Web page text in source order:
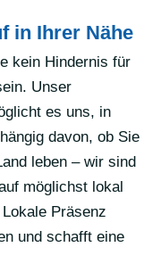
in Ihrer Nähe
kein Hindernis für
Unser
es uns, in
davon, ob Sie
leben – wir sind
möglichst lokal
Präsenz
und schafft eine